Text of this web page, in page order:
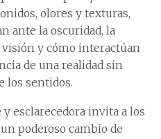
olores y texturas,
ante la oscuridad, la
y cómo interactúan
de una realidad sin
los sentidos.
esclarecedora invita a los
poderoso cambio de